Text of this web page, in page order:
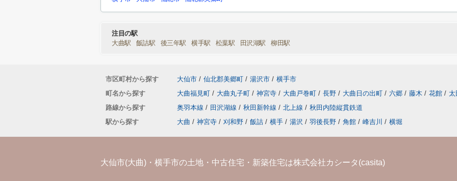
注目の駅
大曲駅
飯詰駅 後三年駅 横手駅 松葉駅 田沢湖駅 柳田駅
市区町村から探す 大仙市 / 仙北郡美郷町 / 湯沢市 / 横手市
町名から探す
大曲福見町 / 大曲丸子町 / 神宮寺 / 大曲戸巻町 / 長野 / 大曲日の出町 / 六郷 / 藤木 / 花館 / 太
路線から探す
奥羽本線 / 田沢湖線 / 秋田新幹線 / 北上線 / 秋田内陸縦貫鉄道
駅から探す
大曲 / 神宮寺 / 刈和野 / 飯詰 / 横手 / 湯沢 / 羽後長野 / 角館 / 峰吉川 / 横堀
大仙市(大曲)・横手市の土地・中古住宅・新築住宅は株式会社カシータ(casita)